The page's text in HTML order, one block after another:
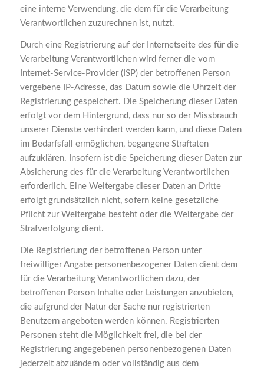
eine interne Verwendung, die dem für die Verarbeitung
Verantwortlichen zuzurechnen ist, nutzt.
Durch eine Registrierung auf der Internetseite des für die
Verarbeitung Verantwortlichen wird ferner die vom
Internet-Service-Provider (ISP) der betroffenen Person
vergebene IP-Adresse, das Datum sowie die Uhrzeit der
Registrierung gespeichert. Die Speicherung dieser Daten
erfolgt vor dem Hintergrund, dass nur so der Missbrauch
unserer Dienste verhindert werden kann, und diese Daten
im Bedarfsfall ermöglichen, begangene Straftaten
aufzuklären. Insofern ist die Speicherung dieser Daten zur
Absicherung des für die Verarbeitung Verantwortlichen
erforderlich. Eine Weitergabe dieser Daten an Dritte
erfolgt grundsätzlich nicht, sofern keine gesetzliche
Pflicht zur Weitergabe besteht oder die Weitergabe der
Strafverfolgung dient.
Die Registrierung der betroffenen Person unter
freiwilliger Angabe personenbezogener Daten dient dem
für die Verarbeitung Verantwortlichen dazu, der
betroffenen Person Inhalte oder Leistungen anzubieten,
die aufgrund der Natur der Sache nur registrierten
Benutzern angeboten werden können. Registrierten
Personen steht die Möglichkeit frei, die bei der
Registrierung angegebenen personenbezogenen Daten
jederzeit abzuändern oder vollständig aus dem